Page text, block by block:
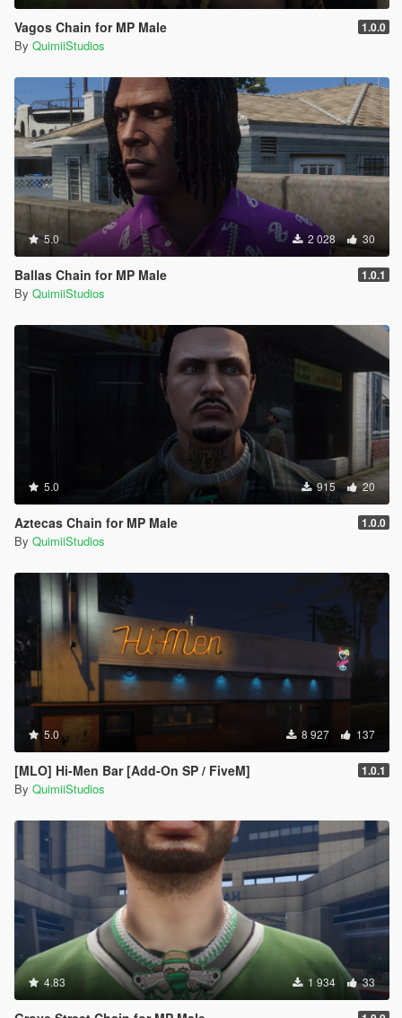
Vagos Chain for MP Male 1.0.0
By QuimiiStudios
5.0 2 028 30
Ballas Chain for MP Male 1.0.1
By QuimiiStudios
5.0 915 20
Aztecas Chain for MP Male 1.0.0
By QuimiiStudios
5.0 8 927 137
[MLO] Hi-Men Bar [Add-On SP / FiveM] 1.0.1
By QuimiiStudios
4.83 1 934 33